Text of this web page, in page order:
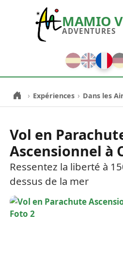
MAMIO
ADVENTURES
› Expériences › Dans les
Vol en
Ascensionnel à
Ressentez la liberté à
dessus de la mer